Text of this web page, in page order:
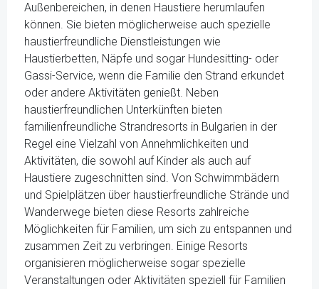
Außenbereichen, in denen Haustiere herumlaufen
können. Sie bieten möglicherweise auch spezielle
haustierfreundliche Dienstleistungen wie
Haustierbetten, Näpfe und sogar Hundesitting- oder
Gassi-Service, wenn die Familie den Strand erkundet
oder andere Aktivitäten genießt. Neben
haustierfreundlichen Unterkünften bieten
familienfreundliche Strandresorts in Bulgarien in der
Regel eine Vielzahl von Annehmlichkeiten und
Aktivitäten, die sowohl auf Kinder als auch auf
Haustiere zugeschnitten sind. Von Schwimmbädern
und Spielplätzen über haustierfreundliche Strände und
Wanderwege bieten diese Resorts zahlreiche
Möglichkeiten für Familien, um sich zu entspannen und
zusammen Zeit zu verbringen. Einige Resorts
organisieren möglicherweise sogar spezielle
Veranstaltungen oder Aktivitäten speziell für Familien